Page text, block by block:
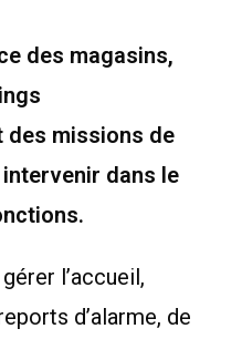
des magasins,
des missions de
dans le
l’accueil,
d’alarme, de